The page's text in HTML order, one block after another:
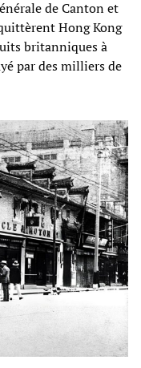
de Canton et
Hong Kong
britanniques à
par des milliers de